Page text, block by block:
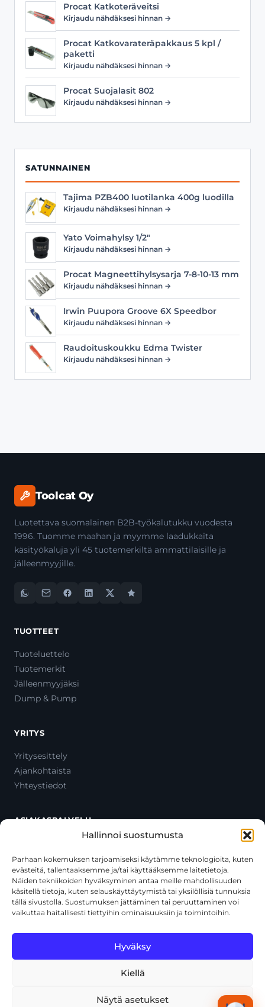
Hallinnoi suostumusta
Parhaan kokemuksen tarjoamiseksi käytämme teknologioita, kuten
evästeitä, tallentaaksemme ja/tai käyttääksemme laitetietoja.
Näiden tekniikoiden hyväksyminen antaa meille mahdollisuuden
käsitellä tietoja, kuten selauskäyttäytymistä tai yksilöllisiä tunnuksia
tällä sivustolla. Suostumuksen jättäminen tai peruuttaminen voi
vaikuttaa haitallisesti tiettyihin ominaisuuksiin ja toimintoihin.
Hyväksy
Kiellä
Näytä asetukset
Procat Katkoteräveitsi
Kirjaudu nähdäksesi hinnan →
Procat Katkovarateräpakkaus 5 kpl /
paketti
Kirjaudu nähdäksesi hinnan →
Procat Suojalasit 802
Kirjaudu nähdäksesi hinnan →
SATUNNAINEN
Tajima PZB400 luotilanka 400g luodilla
Kirjaudu nähdäksesi hinnan →
Yato Voimahylsy 1/2"
Kirjaudu nähdäksesi hinnan →
Procat Magneettihylsysarja 7-8-10-13 mm
Kirjaudu nähdäksesi hinnan →
Irwin Puupora Groove 6X Speedbor
Kirjaudu nähdäksesi hinnan →
Raudoituskoukku Edma Twister
Kirjaudu nähdäksesi hinnan →
Toolcat Oy
Luotettava suomalainen B2B-työkalutukku vuodesta
1996. Tuomme maahan ja myymme laadukkaita
käsityökaluja yli 45 tuotemerkiltä ammattilaisille ja
jälleenmyyjille.
TUOTTEET
Tuoteluettelo
Tuotemerkit
Jälleenmyyjäksi
Dump & Pump
YRITYS
Yritysesittely
Ajankohtaista
Yhteystiedot
ASIAKASPALVELU
Oma tili
Maksutavat
Toimitustavat
Usein kysytyt kysymykset
+358 44 270 3795
asiakaspalvelu@toolcat.fi